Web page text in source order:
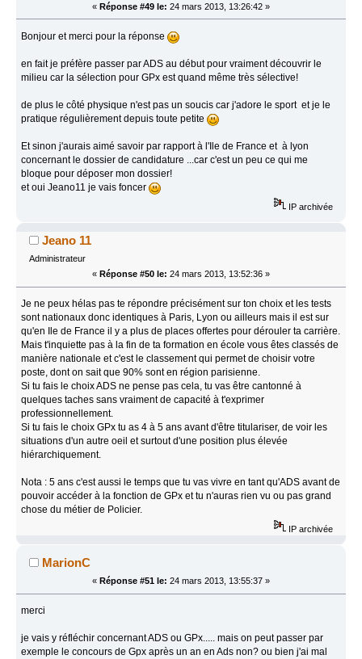
« Réponse #49 le: 24 mars 2013, 13:26:42 »
Bonjour et merci pour la réponse
en fait je préfère passer par ADS au début pour vraiment découvrir le
milieu car la sélection pour GPx est quand même très sélective!
de plus le côté physique n'est pas un soucis car j'adore le sport et je le
pratique régulièrement depuis toute petite
Et sinon j'aurais aimé savoir par rapport à l'Ile de France et à lyon
concernant le dossier de candidature ...car c'est un peu ce qui me
bloque pour déposer mon dossier!
et oui Jeano11 je vais foncer
IP archivée
Jeano 11
Administrateur
« Réponse #50 le: 24 mars 2013, 13:52:36 »
Je ne peux hélas pas te répondre précisément sur ton choix et les tests
sont nationaux donc identiques à Paris, Lyon ou ailleurs mais il est sur
qu'en Ile de France il y a plus de places offertes pour dérouler ta carrière.
Mais t'inquiette pas à la fin de ta formation en école vous êtes classés de
manière nationale et c'est le classement qui permet de choisir votre
poste, dont on sait que 90% sont en région parisienne.
Si tu fais le choix ADS ne pense pas cela, tu vas être cantonné à
quelques taches sans vraiment de capacité à t'exprimer
professionnellement.
Si tu fais le choix GPx tu as 4 à 5 ans avant d'être titulariser, de voir les
situations d'un autre oeil et surtout d'une position plus élevée
hiérarchiquement.
Nota : 5 ans c'est aussi le temps que tu vas vivre en tant qu'ADS avant de
pouvoir accéder à la fonction de GPx et tu n'auras rien vu ou pas grand
chose du métier de Policier.
IP archivée
MarionC
« Réponse #51 le: 24 mars 2013, 13:55:37 »
merci
je vais y réfléchir concernant ADS ou GPx..... mais on peut passer par
exemple le concours de Gpx après un an en Ads non? ou bien j'ai mal